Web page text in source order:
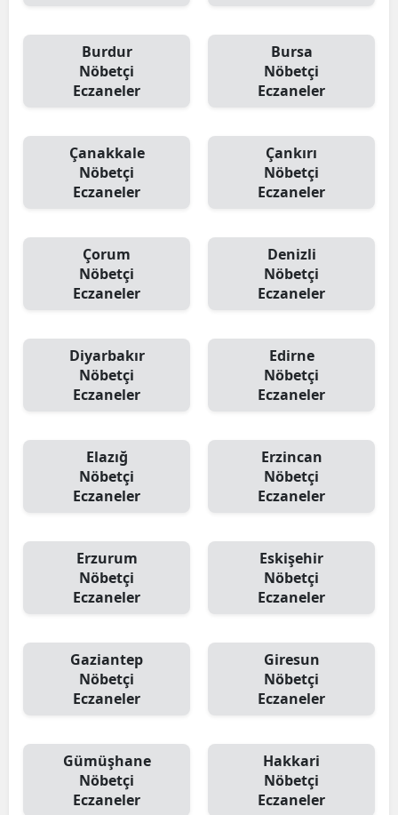
Burdur
Nöbetçi
Eczaneler
Bursa
Nöbetçi
Eczaneler
Çanakkale
Nöbetçi
Eczaneler
Çankırı
Nöbetçi
Eczaneler
Çorum
Nöbetçi
Eczaneler
Denizli
Nöbetçi
Eczaneler
Diyarbakır
Nöbetçi
Eczaneler
Edirne
Nöbetçi
Eczaneler
Elazığ
Nöbetçi
Eczaneler
Erzincan
Nöbetçi
Eczaneler
Erzurum
Nöbetçi
Eczaneler
Eskişehir
Nöbetçi
Eczaneler
Gaziantep
Nöbetçi
Eczaneler
Giresun
Nöbetçi
Eczaneler
Gümüşhane
Nöbetçi
Eczaneler
Hakkari
Nöbetçi
Eczaneler